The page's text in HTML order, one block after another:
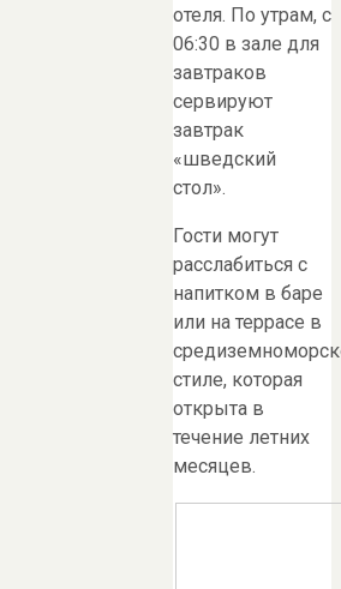
отеля. По утрам, с
06:30 в зале для
завтраков
сервируют
завтрак
«шведский
стол».
Гости могут
расслабиться с
напитком в баре
или на террасе в
стиле, которая
открыта в
течение летних
месяцев.